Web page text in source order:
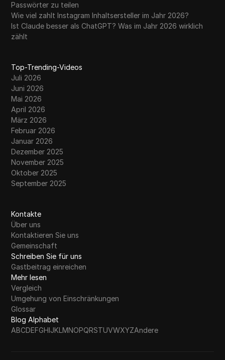
Passwörter zu teilen
Wie viel zahlt Instagram Inhaltsersteller im Jahr 2026?
Ist Claude besser als ChatGPT? Was im Jahr 2026 wirklich
zählt
Top-Trending-Videos
Juli 2026
Juni 2026
Mai 2026
April 2026
März 2026
Februar 2026
Januar 2026
Dezember 2025
November 2025
Oktober 2025
September 2025
Kontakte
Über uns
Kontaktieren Sie uns
Gemeinschaft
Schreiben Sie für uns
Gastbeitrag einreichen
Mehr lesen
Vergleich
Umgehung von Einschränkungen
Glossar
Blog Alphabet
ABCDEFGHIJKLMNOPQRSTUVWXYZAndere